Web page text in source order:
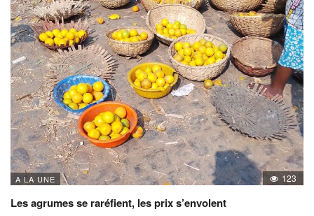
A LA UNE 123
Les agrumes se raréfient, les prix s’envolent